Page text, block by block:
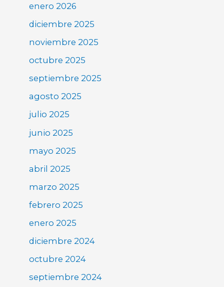
enero 2026
diciembre 2025
noviembre 2025
octubre 2025
septiembre 2025
agosto 2025
julio 2025
junio 2025
mayo 2025
abril 2025
marzo 2025
febrero 2025
enero 2025
diciembre 2024
octubre 2024
septiembre 2024